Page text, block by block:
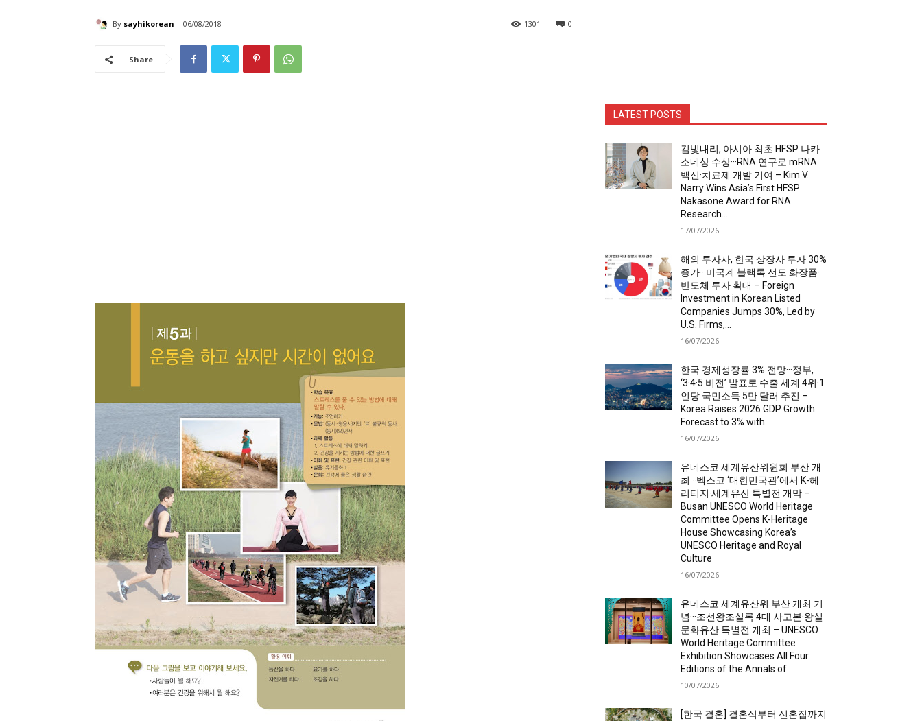
By sayhikorean 06/08/2018 0
1301
Share
LATEST POSTS
김빛내리, 아시아 최초 HFSP 나카
소네상 수상···RNA 연구로 mRNA
백신·치료제 개발 기여 – Kim V.
Narry Wins Asia’s First HFSP
Nakasone Award for RNA
Research...
17/07/2026
해외 투자사, 한국 상장사 투자 30%
증가···미국계 블랙록 선도·화장품·
반도체 투자 확대 – Foreign
Investment in Korean Listed
Companies Jumps 30%, Led by
U.S. Firms,...
16/07/2026
한국 경제성장률 3% 전망···정부,
‘3·4·5 비전’ 발표로 수출 세계 4위·1
인당 국민소득 5만 달러 추진 –
Korea Raises 2026 GDP Growth
Forecast to 3% with...
16/07/2026
유네스코 세계유산위원회 부산 개
최···벡스코 ‘대한민국관’에서 K-헤
리티지·세계유산 특별전 개막 –
Busan UNESCO World Heritage
Committee Opens K-Heritage
House Showcasing Korea’s
UNESCO Heritage and Royal
Culture
16/07/2026
유네스코 세계유산위 부산 개최 기
념···조선왕조실록 4대 사고본·왕실
문화유산 특별전 개최 – UNESCO
World Heritage Committee
Exhibition Showcases All Four
Editions of the Annals of...
10/07/2026
[한국 결혼] 결혼식부터 신혼집까지